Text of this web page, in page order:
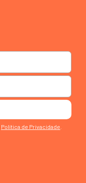
Política de Privacidade